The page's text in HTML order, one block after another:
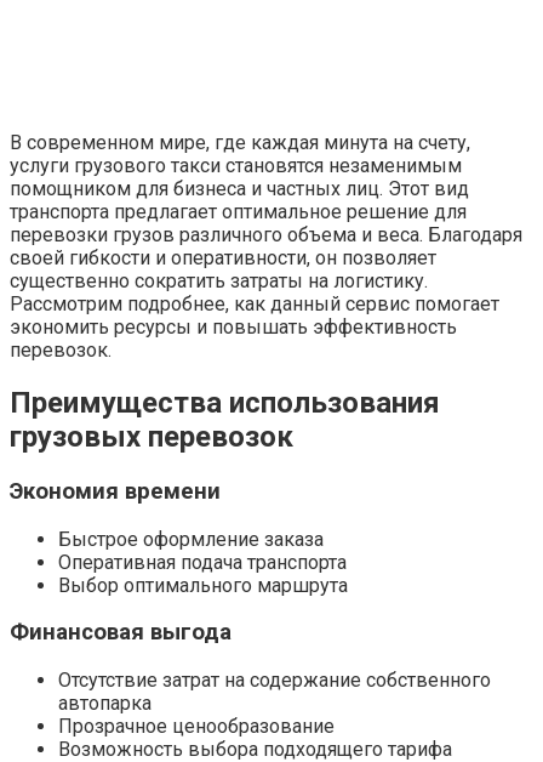
В современном мире, где каждая минута на счету,
услуги грузового такси становятся незаменимым
помощником для бизнеса и частных лиц. Этот вид
транспорта предлагает оптимальное решение для
перевозки грузов различного объема и веса. Благодаря
своей гибкости и оперативности, он позволяет
существенно сократить затраты на логистику.
Рассмотрим подробнее, как данный сервис помогает
экономить ресурсы и повышать эффективность
перевозок.
Преимущества использования
грузовых перевозок
Экономия времени
Быстрое оформление заказа
Оперативная подача транспорта
Выбор оптимального маршрута
Финансовая выгода
Отсутствие затрат на содержание собственного
автопарка
Прозрачное ценообразование
Возможность выбора подходящего тарифа